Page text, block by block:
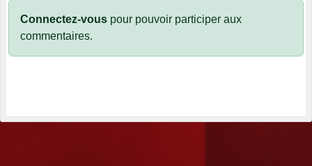
Connectez-vous pour pouvoir participer aux
commentaires.